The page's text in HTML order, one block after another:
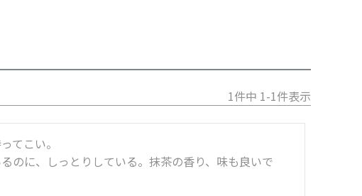
1件中 1-1件表示
てこい。
のに、しっとりしている。抹茶の香り、味も良いで